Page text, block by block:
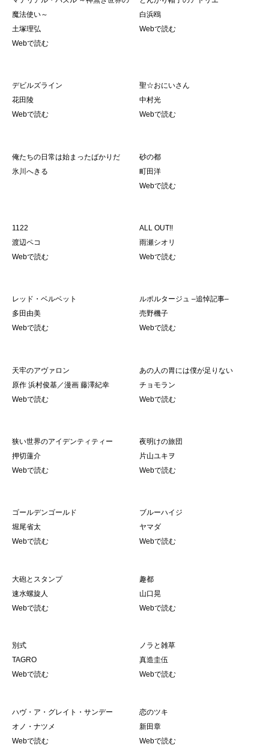
魔法使い～
土塚理弘
Webで読む
白浜鴎
Webで読む
デビルズライン
花田陵
Webで読む
聖☆おにいさん
中村光
Webで読む
俺たちの日常は始まったばかりだ
氷川へきる
砂の都
町田洋
Webで読む
1122
渡辺ペコ
Webで読む
ALL OUT!!
雨瀬シオリ
Webで読む
レッド・ベルベット
多田由美
Webで読む
ルポルタージュ –追悼記事–
売野機子
Webで読む
天牢のアヴァロン
原作 浜村俊基／漫画 藤澤紀幸
Webで読む
あの人の胃には僕が足りない
チョモラン
Webで読む
狭い世界のアイデンティティー
押切蓮介
Webで読む
夜明けの旅団
片山ユキヲ
Webで読む
ゴールデンゴールド
堀尾省太
Webで読む
ブルーハイジ
ヤマダ
Webで読む
大砲とスタンプ
速水螺旋人
Webで読む
趣都
山口晃
Webで読む
別式
TAGRO
Webで読む
ノラと雑草
真造圭伍
Webで読む
ハヴ・ア・グレイト・サンデー
オノ・ナツメ
Webで読む
恋のツキ
新田章
Webで読む